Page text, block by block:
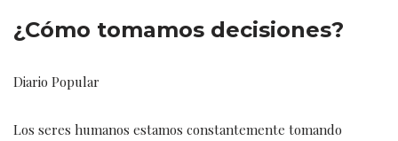
¿Cómo tomamos decisiones?
Diario Popular
Los seres humanos estamos constantemente tomando